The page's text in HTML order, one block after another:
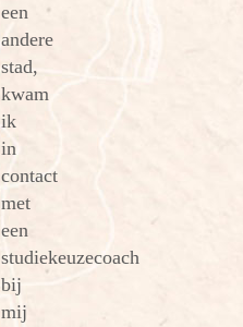
een
andere
stad,
kwam
ik
in
contact
met
een
studiekeuzecoach
bij
mij